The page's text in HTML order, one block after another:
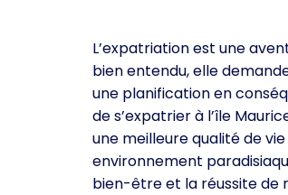
L’expatriation est une
bien entendu, elle
une planification en
de s’expatrier à l’île
une meilleure qualité de
environnement
bien-être et la réussite de